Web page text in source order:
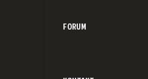
FORUM